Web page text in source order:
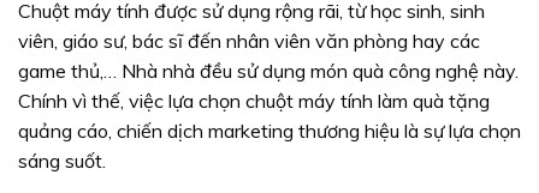
Chuột máy tính được sử dụng rộng rãi, từ học sinh, sinh
viên, giáo sư, bác sĩ đến nhân viên văn phòng hay các
game thủ,… Nhà nhà đều sử dụng món quà công nghệ này.
Chính vì thế, việc lựa chọn chuột máy tính làm quà tặng
quảng cáo, chiến dịch marketing thương hiệu là sự lựa chọn
sáng suốt.